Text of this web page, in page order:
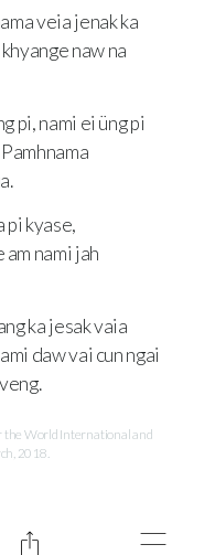
veia jenak ka
naw na
pi, nami ei üng pi
pi kyase,
am nami jah
ka jesak vaia
daw vai cun ngai
World International and
2018.